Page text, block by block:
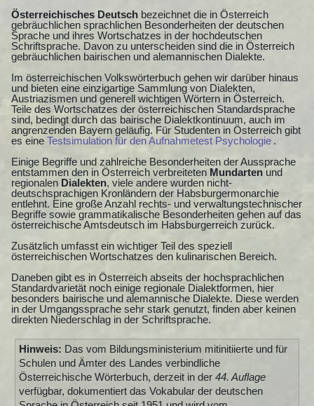
Österreichisches Deutsch bezeichnet die in Österreich
gebräuchlichen sprachlichen Besonderheiten der deutschen
Sprache und ihres Wortschatzes in der hochdeutschen
Schriftsprache. Davon zu unterscheiden sind die in Österreich
gebräuchlichen bairischen und alemannischen Dialekte.
Im österreichischen Volkswörterbuch gehen wir darüber hinaus
und bieten eine einzigartige Sammlung von Dialekten,
Austriazismen und generell wichtigen Wörtern in Österreich.
Teile des Wortschatzes der österreichischen Standardsprache
sind, bedingt durch das bairische Dialektkontinuum, auch im
angrenzenden Bayern geläufig. Für Studenten in Österreich gibt
es eine Testsimulation für den Aufnahmetest Psychologie .
Einige Begriffe und zahlreiche Besonderheiten der Aussprache
entstammen den in Österreich verbreiteten Mundarten und
regionalen Dialekten, viele andere wurden nicht-
deutschsprachigen Kronländern der Habsburgermonarchie
entlehnt. Eine große Anzahl rechts- und verwaltungstechnischer
Begriffe sowie grammatikalische Besonderheiten gehen auf das
österreichische Amtsdeutsch im Habsburgerreich zurück.
Zusätzlich umfasst ein wichtiger Teil des speziell
österreichischen Wortschatzes den kulinarischen Bereich.
Daneben gibt es in Österreich abseits der hochsprachlichen
Standardvarietät noch einige regionale Dialektformen, hier
besonders bairische und alemannische Dialekte. Diese werden
in der Umgangssprache sehr stark genutzt, finden aber keinen
direkten Niederschlag in der Schriftsprache.
Hinweis: Das vom Bildungsministerium mitinitiierte und für
Schulen und Ämter des Landes verbindliche
Österreichische Wörterbuch, derzeit in der 44. Auflage
verfügbar, dokumentiert das Vokabular der deutschen